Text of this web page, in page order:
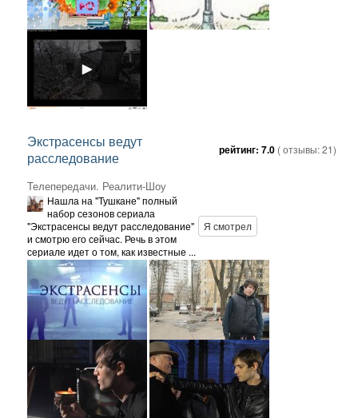
Экстрасенсы ведут
расследование
Телепередачи. Реалити-Шоу
рейтинг: 7.0 ( отзывы:21)
Нашла на "Тушкане" полный
набор сезонов сериала
"Экстрасенсы ведут расследование"
и смотрю его сейчас. Речь в этом
сериале идет о том, как известные ...
Я смотрел